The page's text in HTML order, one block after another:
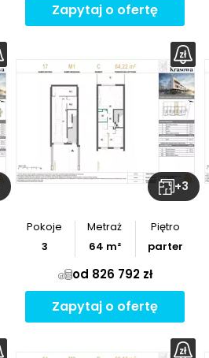
Zapytaj o ofertę
+3
Pokoje
3
Metraż
64 m²
Piętro
parter
od 826 792 zł
Zapytaj o ofertę